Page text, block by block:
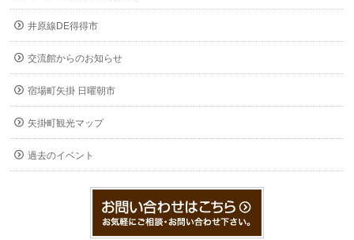
井原線DE得得市
交流館からのお知らせ
宿場町矢掛 日曜朝市
矢掛町観光マップ
過去のイベント